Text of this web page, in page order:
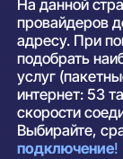
На данной
провайдеров
адресу. При
подобрать
услуг
интернет: 53
скорости
Выбирайте,
подключение!